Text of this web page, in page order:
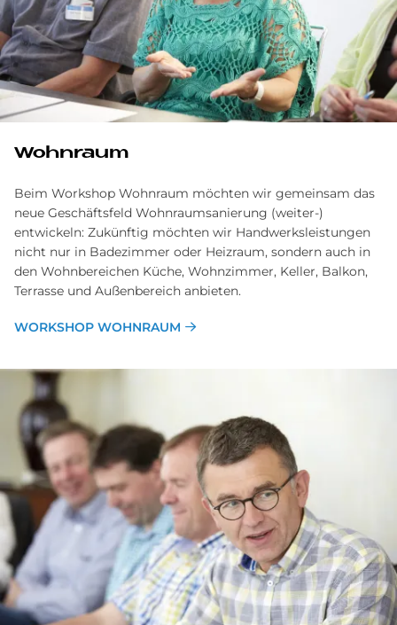
Wohnraum
Beim Workshop Wohnraum möchten wir gemeinsam das
neue Geschäftsfeld Wohnraumsanierung (weiter-)
entwickeln: Zukünftig möchten wir Handwerksleistungen
nicht nur in Badezimmer oder Heizraum, sondern auch in
den Wohnbereichen Küche, Wohnzimmer, Keller, Balkon,
Terrasse und Außenbereich anbieten.
WORKSHOP WOHNRAUM